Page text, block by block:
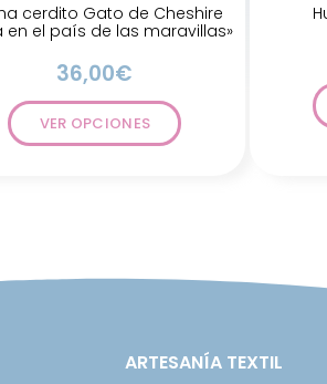
cerdito Gato de Cheshire
en el país de las maravillas»
36,00€
VER OPCIONES
ARTESANÍA TEXTIL